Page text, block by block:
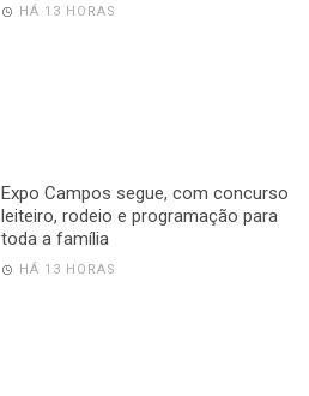
HÁ 13 HORAS
Expo Campos segue, com concurso
leiteiro, rodeio e programação para
toda a família
HÁ 13 HORAS